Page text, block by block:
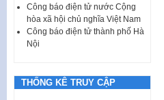
Công báo điện tử nước Cộng
hòa xã hội chủ nghĩa Việt Nam
Công báo điện tử thành phố Hà
Nội
THỐNG KÊ TRUY CẬP